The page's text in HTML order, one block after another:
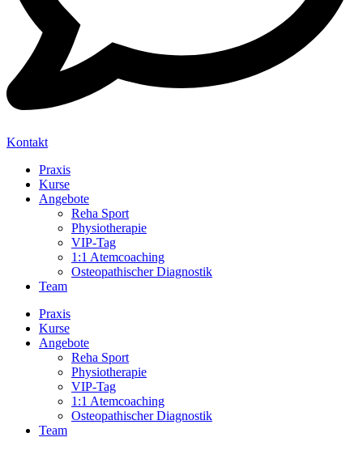
Kontakt
Praxis
Kurse
Angebote
Reha Sport
Physiotherapie
VIP-Tag
1:1 Atemcoaching
Osteopathischer Diagnostik
Team
Praxis
Kurse
Angebote
Reha Sport
Physiotherapie
VIP-Tag
1:1 Atemcoaching
Osteopathischer Diagnostik
Team